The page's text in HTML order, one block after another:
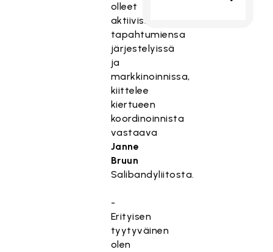
olleet
aktiivisia
tapahtumiensa
järjestelyissä
ja
markkinoinnissa,
kiittelee
kiertueen
koordinoinnista
vastaava
Janne
Bruun
Salibandyliitosta.
-
Erityisen
tyytyväinen
olen